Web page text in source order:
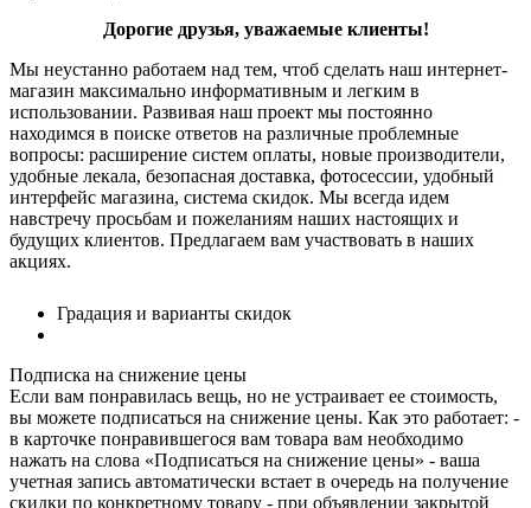
Дорогие друзья, уважаемые клиенты!
Мы неустанно работаем над тем, чтоб сделать наш интернет-
магазин максимально информативным и легким в
использовании. Развивая наш проект мы постоянно
находимся в поиске ответов на различные проблемные
вопросы: расширение систем оплаты, новые производители,
удобные лекала, безопасная доставка, фотосессии, удобный
интерфейс магазина, система скидок. Мы всегда идем
навстречу просьбам и пожеланиям наших настоящих и
будущих клиентов. Предлагаем вам участвовать в наших
акциях.
Градация и варианты скидок
Подписка на снижение цены
Если вам понравилась вещь, но не устраивает ее стоимость,
вы можете подписаться на снижение цены. Как это работает: -
в карточке понравившегося вам товара вам необходимо
нажать на слова «Подписаться на снижение цены» - ваша
учетная запись автоматически встает в очередь на получение
скидки по конкретному товару - при объявлении закрытой